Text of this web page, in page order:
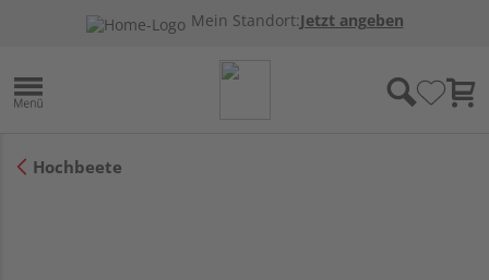
Mein Standort:Jetzt angeben
Hochbeete